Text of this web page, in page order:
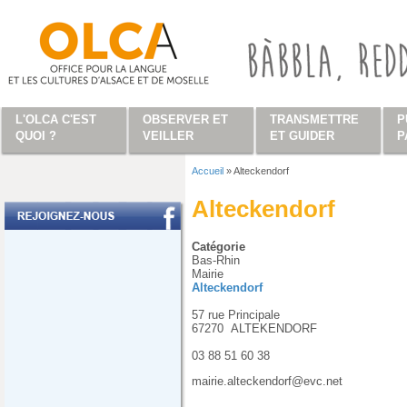
Accueil »Alteckendorf
Alteckendorf
Catégorie
Bas-Rhin
Mairie
Alteckendorf
57 rue Principale
67270 ALTEKENDORF
03 88 51 60 38
mairie.alteckendorf@evc.net
L'OLCA C'EST
QUOI ?
OBSERVER ET
VEILLER
TRANSMETTRE
ET GUIDER